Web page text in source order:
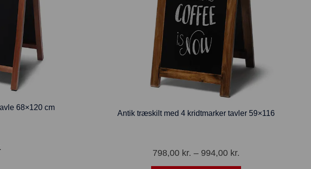
68×120 cm
Antik træskilt med 4 kridtmarker tavler 59×116
798,00 kr. – 994,00 kr.